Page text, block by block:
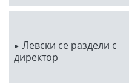
Левски се раздели с
директор